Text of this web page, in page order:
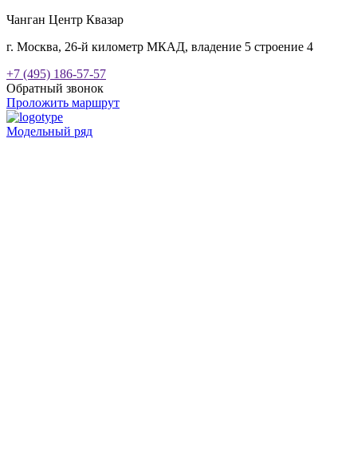
Чанган Центр Квазар
г. Москва, 26-й километр МКАД, владение 5 строение 4
+7 (495) 186-57-57
Обратный звонок
Проложить маршрут
Модельный ряд